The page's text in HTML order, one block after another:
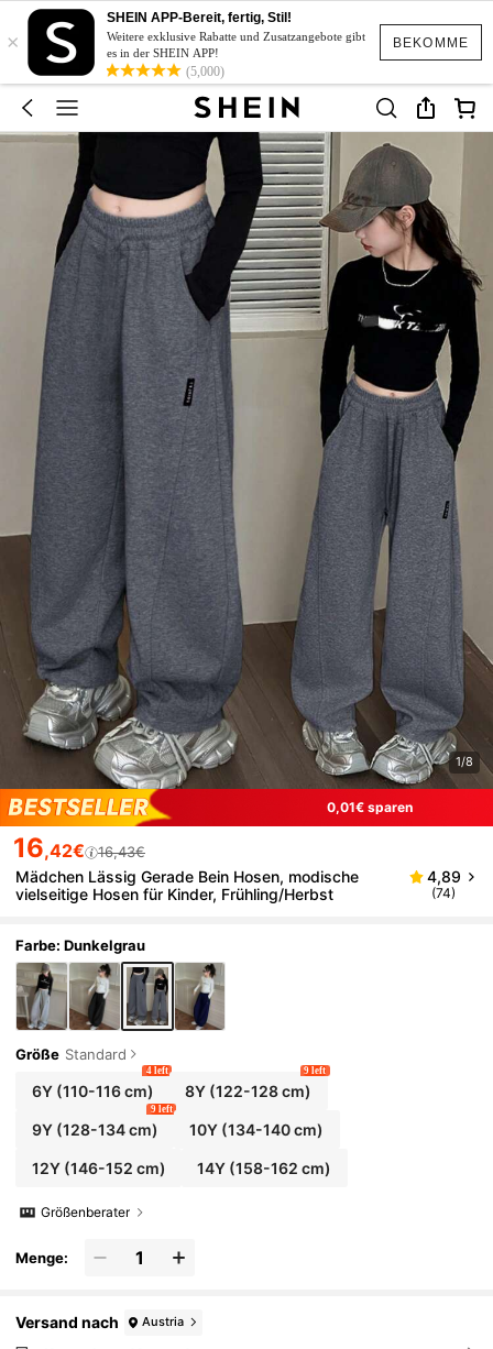
BEKOMME
×
SHEIN APP-Bereit, fertig, Stil!
Weitere exklusive Rabatte und Zusatzangebote gibt
es in der SHEIN APP!
(5,000)
1/8
0,01€ sparen
16,42€ 16,43€
Mädchen Lässig Gerade Bein Hosen, modische
vielseitige Hosen für Kinder, Frühling/Herbst
4,89
(74)
Farbe: Dunkelgrau
Größe Standard
6Y(110-116 cm)
4 left
8Y (122-128 cm)
9 left
9Y(128-134 cm)
9 left
10Y (134-140 cm)
12Y(146-152 cm) 14Y (158-162 cm)
Größenberater
Menge:
Versand nach Austria